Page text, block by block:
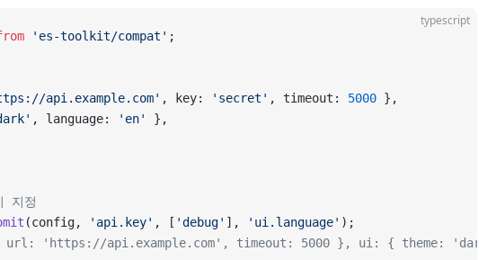
typescript
'es-toolkit/compat' ;
api.example.com' , key: 'secret' , timeout: 5000 },
, language: 'en'
},
지정
(config, 'api.key' , [ 'debug' ], 'ui.language' );
'https://api.example.com', timeout: 5000 }, ui: { theme: